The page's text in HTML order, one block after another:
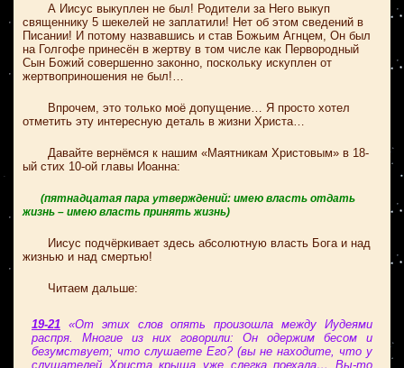
А Иисус выкуплен не был! Родители за Него выкуп
священнику 5 шекелей не заплатили! Нет об этом сведений в
Писании! И потому назвавшись и став Божьим Агнцем, Он был
на Голгофе принесён в жертву в том числе как Первородный
Сын Божий совершенно законно, поскольку искуплен от
жертвоприношения не был!…
Впрочем, это только моё допущение… Я просто хотел
отметить эту интересную деталь в жизни Христа…
Давайте вернёмся к нашим «Маятникам Христовым» в 18-
ый стих 10-ой главы Иоанна:
(пятнадцатая пара утверждений: имею власть отдать
жизнь – имею власть принять жизнь)
Иисус подчёркивает здесь абсолютную власть Бога и над
жизнью и над смертью!
Читаем дальше:
19-21 «От этих слов опять произошла между Иудеями
распря. Многие из них говорили: Он одержим бесом и
безумствует; что слушаете Его? (вы не находите, что у
слушателей Христа крыша уже слегка поехала… Вы-то